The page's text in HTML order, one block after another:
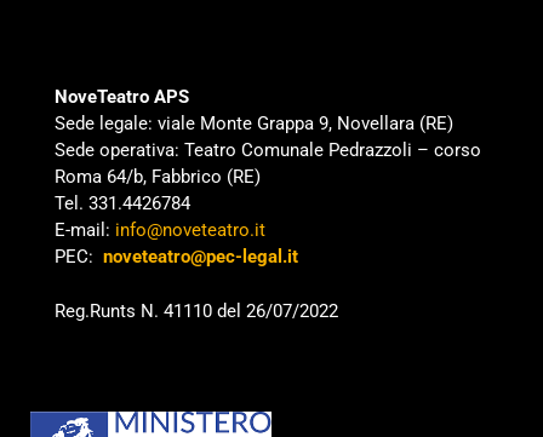
NoveTeatro APS
Sede legale: viale Monte Grappa 9, Novellara (RE)
Sede operativa: Teatro Comunale Pedrazzoli – corso
Roma 64/b, Fabbrico (RE)
Tel. 331.4426784
E-mail: info@noveteatro.it
PEC: noveteatro@pec-legal.it
Reg.Runts N. 41110 del 26/07/2022